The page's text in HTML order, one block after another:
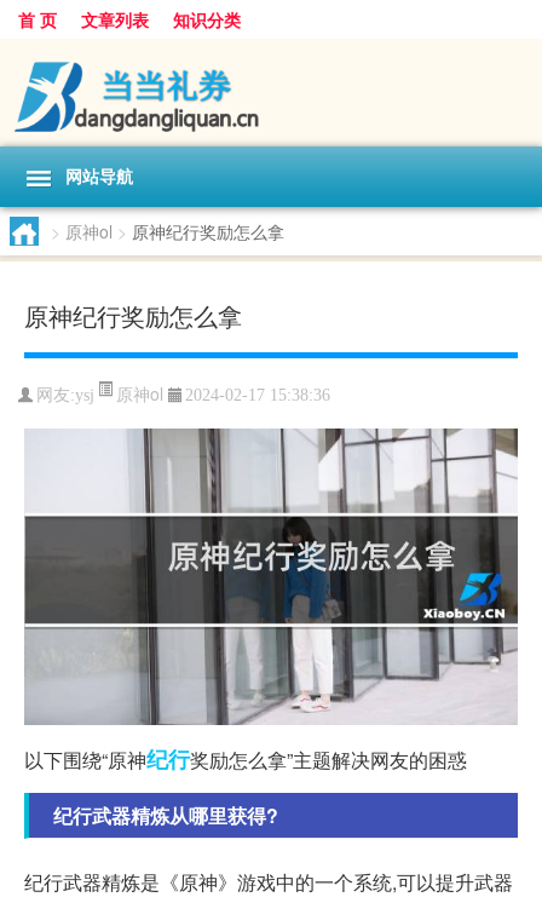
首 页 文章列表 知识分类
网站导航
> 原神ol > 原神纪行奖励怎么拿
原神纪行奖励怎么拿
网友:ysj 原神ol 2024-02-17 15:38:36
以下围绕“原神纪行奖励怎么拿”主题解决网友的困惑
纪行武器精炼从哪里获得?
纪行武器精炼是《原神》游戏中的一个系统,可以提升武器